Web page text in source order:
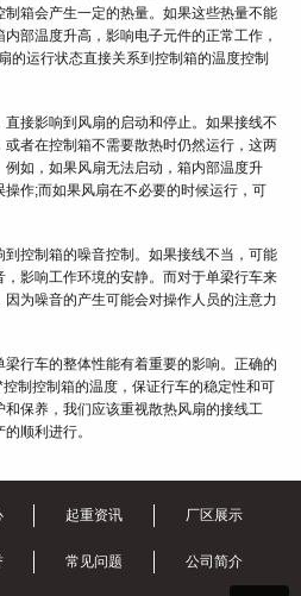
箱会产生一定的热量。如果这些热量不能
部温度升高，影响电子元件的正常工作，
的运行状态直接关系到控制箱的温度控制
接影响到风扇的启动和停止。如果接线不
者在控制箱不需要散热时仍然运行，这两
如，如果风扇无法启动，箱内部温度升
作;而如果风扇在不必要的时候运行，可
控制箱的噪音控制。如果接线不当，可能
影响工作环境的安静。而对于单梁行车来
为噪音的产生可能会对操作人员的注意力
行车的整体性能有着重要的影响。正确的
制控制箱的温度，保证行车的稳定性和可
保养，我们应该重视散热风扇的接线工
顺利进行。
起重资讯 厂区展示
常见问题 公司简介